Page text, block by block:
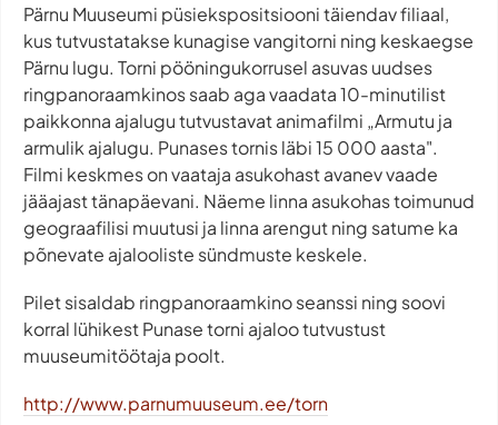
Pärnu Muuseumi püsiekspositsiooni täiendav filiaal,
kus tutvustatakse kunagise vangitorni ning keskaegse
Pärnu lugu. Torni pööningukorrusel asuvas uudses
ringpanoraamkinos saab aga vaadata 10-minutilist
paikkonna ajalugu tutvustavat animafilmi „Armutu ja
armulik ajalugu. Punases tornis läbi 15 000 aasta".
Filmi keskmes on vaataja asukohast avanev vaade
jääajast tänapäevani. Näeme linna asukohas toimunud
geograafilisi muutusi ja linna arengut ning satume ka
põnevate ajalooliste sündmuste keskele.
Pilet sisaldab ringpanoraamkino seanssi ning soovi
korral lühikest Punase torni ajaloo tutvustust
muuseumitöötaja poolt.
http://www.parnumuuseum.ee/torn